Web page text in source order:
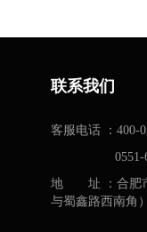
联系我们
客服电话 ：400-
0551-
地 址 ：合肥市
与蜀鑫路西南角